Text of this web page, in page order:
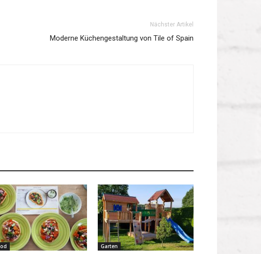
Nächster Artikel
Moderne Küchengestaltung von Tile of Spain
Garten